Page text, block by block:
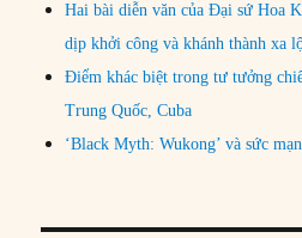
Hai bài diễn văn của Đại sứ Hoa
dịp khởi công và khánh thành xa
Điểm khác biệt trong tư tưởng
Trung Quốc, Cuba
‘Black Myth: Wukong’ và sức